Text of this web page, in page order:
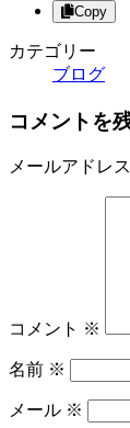
Copy
カテゴリー
ブログ
コメントを
メールアドレ
コメント ※
名前 ※
メール ※